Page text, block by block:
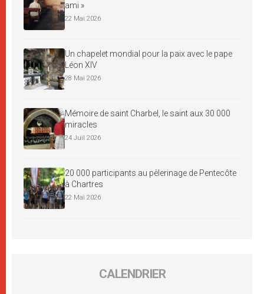
ami »
22 Mai 2026
Un chapelet mondial pour la paix avec le pape
Léon XIV
28 Mai 2026
Mémoire de saint Charbel, le saint aux 30 000
miracles
24 Juil 2026
20 000 participants au pèlerinage de Pentecôte
à Chartres
22 Mai 2026
CALENDRIER